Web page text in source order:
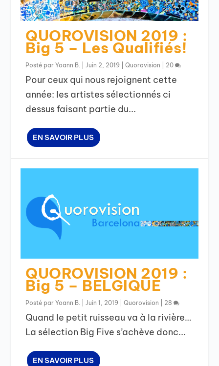
QUOROVISION 2019 :
Big 5 – Les Qualifiés!
Posté parYoann B. Juin 2, 2019 |Quorovision 20
Pour ceux qui nous rejoignent cette
année: les artistes sélectionnés ci
dessus faisant partie du...
EN SAVOIR PLUS
QUOROVISION 2019 :
Big 5 – BELGIQUE
Posté parYoann B. |Juin 1, 2019 |Quorovision 28
Quand le petit ruisseau va à la rivière…
La sélection Big Five s’achève donc...
EN SAVOIR PLUS